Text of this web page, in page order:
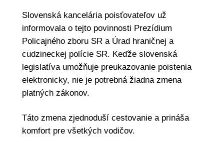
Slovenská kancelária poisťovateľov už
informovala o tejto povinnosti Prezídium
Policajného zboru SR a Úrad hraničnej a
cudzineckej polície SR. Keďže slovenská
legislatíva umožňuje preukazovanie poistenia
elektronicky, nie je potrebná žiadna zmena
platných zákonov.
Táto zmena zjednoduší cestovanie a prináša
komfort pre všetkých vodičov.